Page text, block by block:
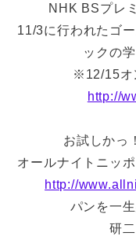
NHK BSプレ
11/3に行われたゴ
ックの
※12/15オ
http://
お試しかっ
オールナイトニッ
http://
パンを一
研